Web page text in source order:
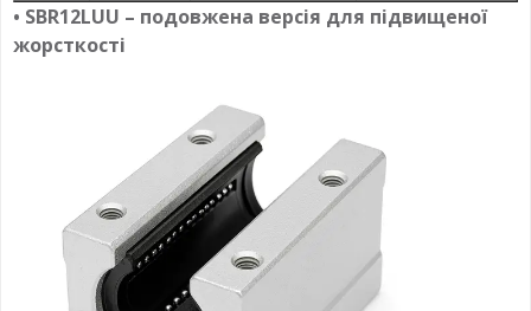
• SBR12LUU – подовжена версія для підвищеної
жорсткості